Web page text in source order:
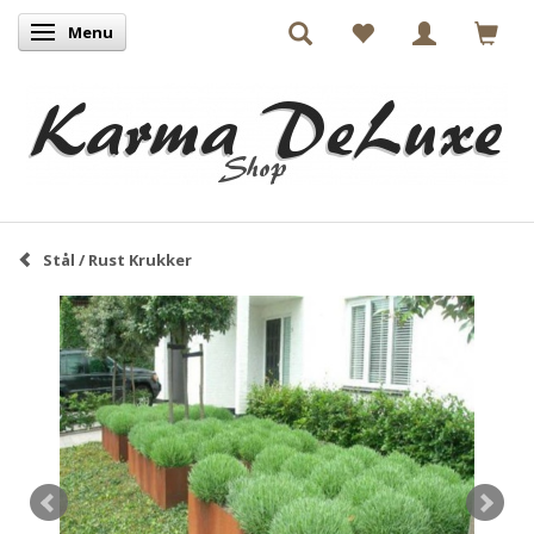
Skifte navigation
Menu
Stål / Rust Krukker